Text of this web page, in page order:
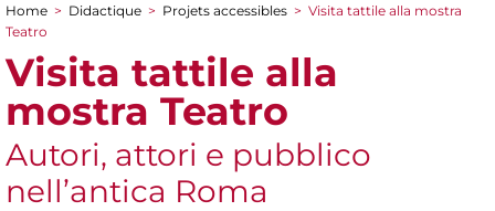
You are here
Home > Didactique > Projets accessibles > Visita tattile alla mostra
Teatro
Visita tattile alla
mostra Teatro
Autori, attori e pubblico
nell’antica Roma